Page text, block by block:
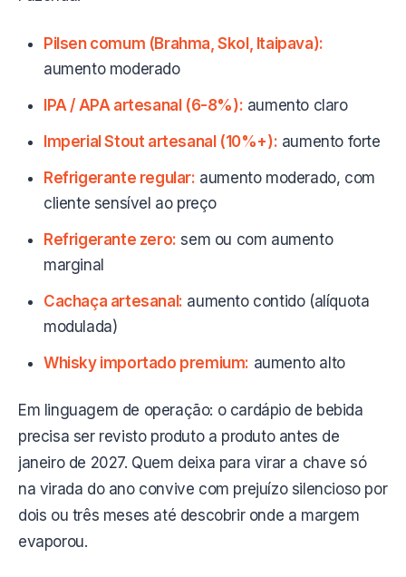
Pilsen comum (Brahma, Skol, Itaipava):
aumento moderado
IPA / APA artesanal (6-8%): aumento claro
Imperial Stout artesanal (10%+): aumento forte
Refrigerante regular: aumento moderado, com
cliente sensível ao preço
Refrigerante zero: sem ou com aumento
marginal
Cachaça artesanal: aumento contido (alíquota
modulada)
Whisky importado premium: aumento alto
Em linguagem de operação: o cardápio de bebida
precisa ser revisto produto a produto antes de
janeiro de 2027. Quem deixa para virar a chave só
na virada do ano convive com prejuízo silencioso por
dois ou três meses até descobrir onde a margem
evaporou.